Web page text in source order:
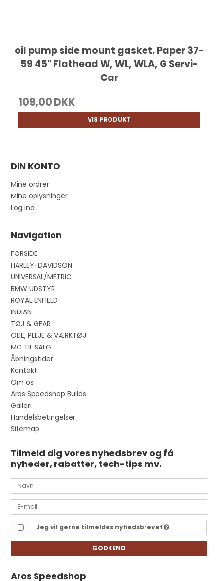
oil pump side mount gasket. Paper 37-
59 45" Flathead W, WL, WLA, G Servi-
Car
109,00 DKK
VIS PRODUKT
DIN KONTO
Mine ordrer
Mine oplysninger
Log ind
Navigation
FORSIDE
HARLEY-DAVIDSON
UNIVERSAL/METRIC
BMW UDSTYR
ROYAL ENFIELD
INDIAN
TØJ & GEAR
OLIE, PLEJE & VÆRKTØJ
MC TIL SALG
Åbningstider
Kontakt
Om os
Aros Speedshop Builds
Galleri
Handelsbetingelser
Sitemap
Tilmeld dig vores nyhedsbrev og få
nyheder, rabatter, tech-tips mv.
Jeg vil gerne tilmeldes nyhedsbrevet
GODKEND
Aros Speedshop